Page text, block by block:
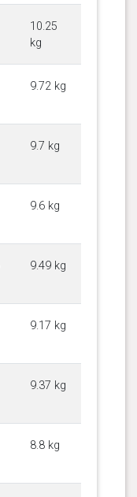
10.25
kg
9.72 kg
9.7 kg
9.6 kg
9.49 kg
9.17 kg
9.37 kg
8.8 kg